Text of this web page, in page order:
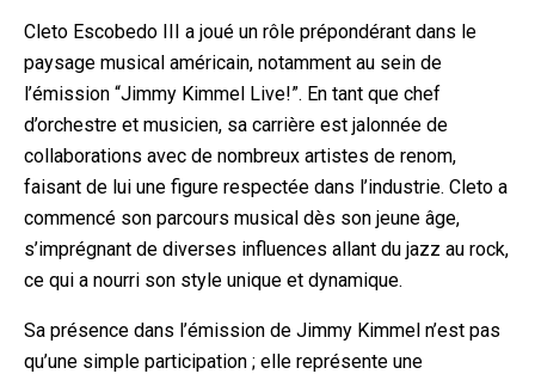
Cleto Escobedo III a joué un rôle prépondérant dans le
paysage musical américain, notamment au sein de
l’émission “Jimmy Kimmel Live!”. En tant que chef
d’orchestre et musicien, sa carrière est jalonnée de
collaborations avec de nombreux artistes de renom,
faisant de lui une figure respectée dans l’industrie. Cleto a
commencé son parcours musical dès son jeune âge,
s’imprégnant de diverses influences allant du jazz au rock,
ce qui a nourri son style unique et dynamique.
Sa présence dans l’émission de Jimmy Kimmel n’est pas
qu’une simple participation ; elle représente une